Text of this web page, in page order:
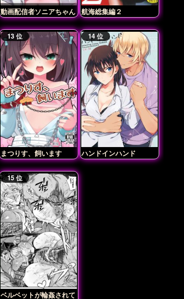
動画配信者ソニアちゃん 航海総集編２
まつりす、飼います ハンドインハンド
ベルベットが輪姦されて